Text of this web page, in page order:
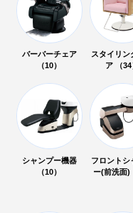
バーバーチェア
（10）
スタイリン
ア （34
シャンプー機器
（10）
フロントシ
ー(前洗面)